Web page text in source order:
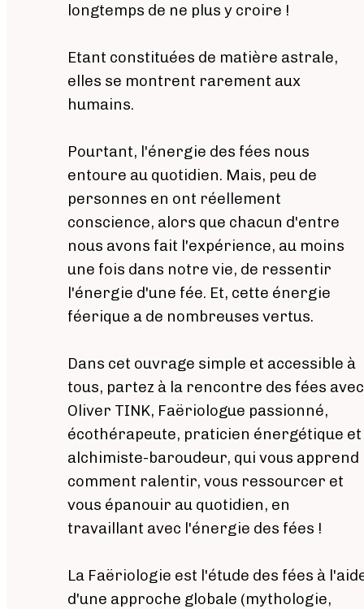
longtemps de ne plus y croire !
Etant constituées de matière astrale,
elles se montrent rarement aux
humains.
Pourtant, l'énergie des fées nous
entoure au quotidien. Mais, peu de
personnes en ont réellement
conscience, alors que chacun d'entre
nous avons fait l'expérience, au moins
une fois dans notre vie, de ressentir
l'énergie d'une fée. Et, cette énergie
féerique a de nombreuses vertus.
Dans cet ouvrage simple et accessible à
tous, partez à la rencontre des fées avec
Oliver TINK, Faëriologue passionné,
écothérapeute, praticien énergétique et
alchimiste-baroudeur, qui vous apprend
comment ralentir, vous ressourcer et
vous épanouir au quotidien, en
travaillant avec l'énergie des fées !
La Faëriologie est l'étude des fées à
d'une approche globale (mythologie,